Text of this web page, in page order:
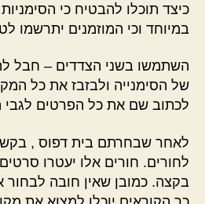
כיצד תוכלו להבטיח כי
במיוחד וכי המוזמנים יתרשמו
השתמשו בשני הצדדים – חבל
של הסימנייה ולבזבז את כל
לכתוב שם את כל הפרטים
לאחר שבחרתם בית דפוס ,
לחורים. חורים אלו יעטרו
בקצה. כמובן שאין חובה